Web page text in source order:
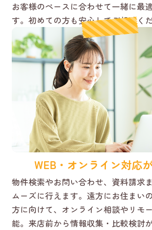
お客様のペースに合わせて一緒に最
す。初めての方も安心してご相談くだ
WEB・オンライン対応
物件検索やお問い合わせ、資料請求
ムーズに行えます。遠方にお住まい
方に向けて、オンライン相談やリモ
能。来店前から情報収集・比較検討